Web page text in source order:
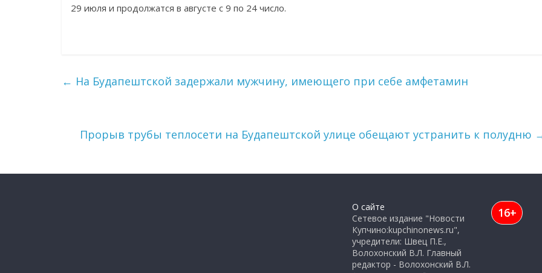
29 июля и продолжатся в августе с 9 по 24 число.
← На Будапештской задержали мужчину, имеющего при себе амфетамин
Прорыв трубы теплосети на Будапештской улице обещают устранить к полудню
О сайте
Сетевое издание "Новости
Купчино:kupchinonews.ru",
учредители: Швец П.Е.,
Волохонский В.Л. Главный
редактор - Волохонский В.Л.
16+